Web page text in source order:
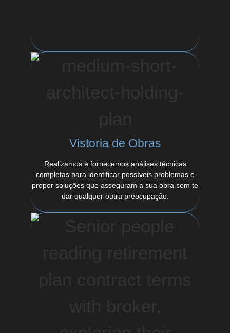
Vistoria de Obras
Realizamos e fornecemos análises técnicas
completas para identificar possíveis problemas e
propor soluções que asseguram a sua obra sem te
dar qualquer outra preocupação.